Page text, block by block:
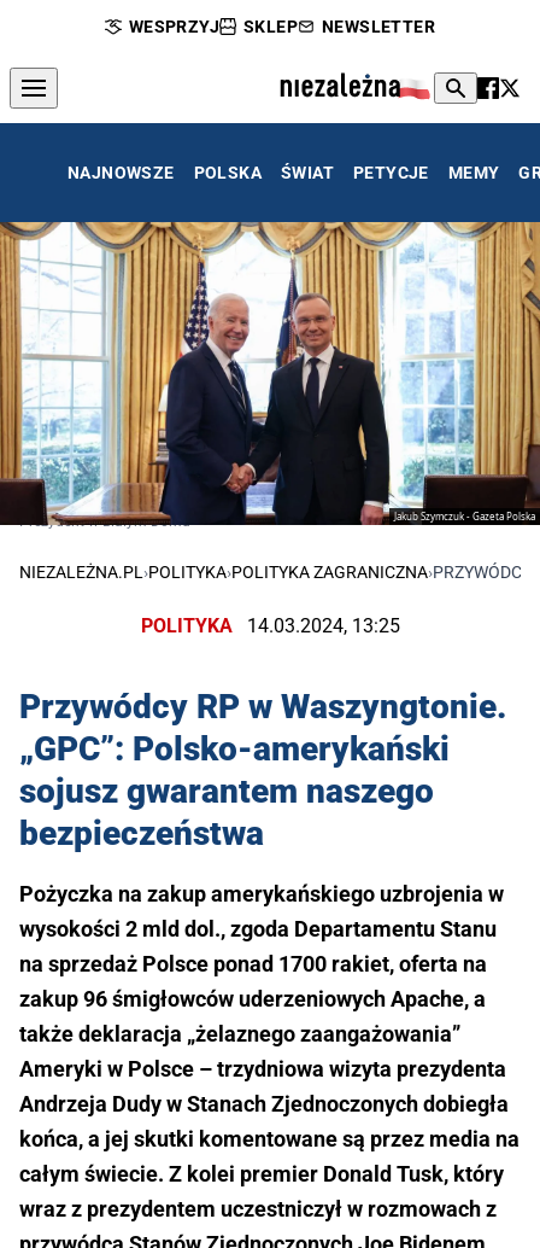
WESPRZYJ SKLEP NEWSLETTER
NAJNOWSZE POLSKA ŚWIAT PETYCJE MEMY
Jakub Szymczuk - Gazeta Polska
Prezydent w Białym Domu
NIEZALEŻNA.PL ›POLITYKA›POLITYKA ZAGRANICZNA›PRZYWÓDCY
POLITYKA 14.03.2024, 13:25
Przywódcy RP w Waszyngtonie.
„GPC”: Polsko-amerykański
sojusz gwarantem naszego
bezpieczeństwa
Pożyczka na zakup amerykańskiego uzbrojenia w
wysokości 2 mld dol., zgoda Departamentu Stanu
na sprzedaż Polsce ponad 1700 rakiet, oferta na
zakup 96 śmigłowców uderzeniowych Apache, a
także deklaracja „żelaznego zaangażowania”
Ameryki w Polsce – trzydniowa wizyta prezydenta
Andrzeja Dudy w Stanach Zjednoczonych dobiegła
końca, a jej skutki komentowane są przez media na
całym świecie. Z kolei premier Donald Tusk, który
wraz z prezydentem uczestniczył w rozmowach z